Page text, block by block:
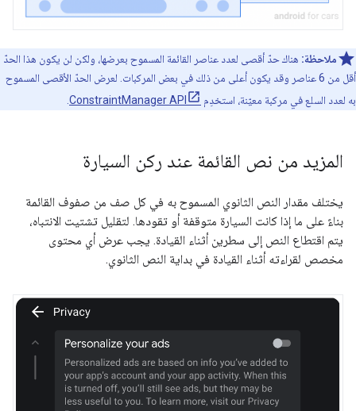
ملاحظة: هناك حدّ أقصى لعدد عناصر القائمة المسموح بعرضها، ولكن لن يكون هذا الحدّ
أقل من 6 عناصر وقد يكون أعلى من ذلك في بعض المركبات. لعرض الحدّ الأقصى المسموح
به لعدد السلع في مركبة معيّنة، استخدِم
ConstraintManager API
المزيد من نص القائمة عند ركن السيارة
يختلف مقدار النص الثانوي المسموح به في كل صف من صفوف القائمة
بناءً على ما إذا كانت السيارة متوقفة أو تقودها. لتقليل تشتيت الانتباه،
يتم اقتطاع النص إلى سطرين أثناء القيادة. يجب عرض أي محتوى
مخصص لقراءته أثناء القيادة في بداية النص الثانوي.